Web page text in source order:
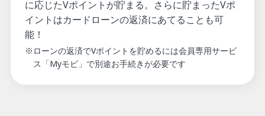
に応じたVポイントが貯まる。さらに貯まったVポ
イントはカードローンの返済にあてることも可
能！
※ローンの返済でVポイントを貯めるには会員専用サービ
ス「Myモビ」で別途お手続きが必要です